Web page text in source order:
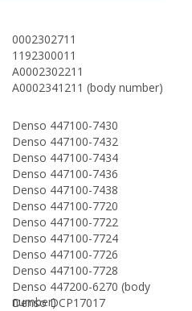
0002302711
1192300011
A0002302211
A0002341211 (body number)
Denso 447100-7430
Denso 447100-7432
Denso 447100-7434
Denso 447100-7436
Denso 447100-7438
Denso 447100-7720
Denso 447100-7722
Denso 447100-7724
Denso 447100-7726
Denso 447100-7728
Denso 447200-6270 (body
number)
Denso DCP17017